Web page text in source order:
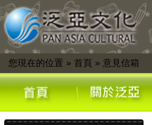
您現在的位置 » 首頁 » 意見信箱